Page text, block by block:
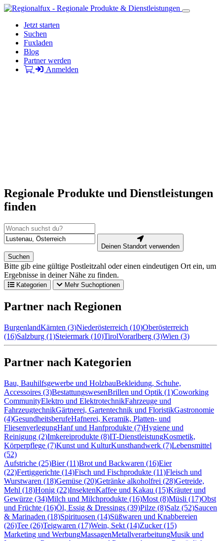
Jetzt starten
Suchen
Fuxladen
Blog
Partner werden
Anmelden
Regionale Produkte und Dienstleistungen
finden
Deinen Standort verwenden
Suchen
Bitte gib eine gültige Postleitzahl oder einen eindeutigen Ort ein, um
Ergebnisse in deiner Nähe zu finden.
Kategorien Mehr Suchoptionen
Partner nach Regionen
BurgenlandKärnten (3)Niederösterreich (10)Oberösterreich
(16)Salzburg (1)Steiermark (10)TirolVorarlberg (3)Wien (3)
Partner nach Kategorien
Bau, Bauhilfsgewerbe und HolzbauBekleidung, Schuhe,
Accessoires (3)BestattungswesenBrillen und Optik (1)Coworking
CommunityElektro und ElektrotechnikFahrzeuge und
FahrzeugtechnikGärtnerei, Gartentechnik und FloristikGastronomie
(4)GesundheitsberufeHafnerei, Keramik, Platten- und
FliesenverlegungHanf und Hanfprodukte (7)Hygiene und
Reinigung (2)Imkereiprodukte (8)IT-DienstleistungKosmetik,
Körperpflege (7)Kunst und KulturKunsthandwerk (7)Lebensmittel
(52)
Aufstriche (25)Bier (11)Brot und Backwaren (16)Eier
(22)Fertiggerichte (14)Fisch und Fischprodukte (11)Fleisch und
Wurstwaren (18)Gemüse (20)Getränke alkoholfrei (28)Getreide,
Mehl (18)Honig (22)InsektenKaffee und Kakau (15)Kräuter und
Gewürze (34)Milch und Milchprodukte (16)Most (8)Müsli (17)Obst
und Früchte (16)Öl, Essig & Dressings (39)Pilze (8)Salz (52)Saucen
& Marinaden (18)Spirituosen (14)Süßwaren und Knabbereien
(26)Tee (26)Teigwaren (17)Wein, Sekt (14)Zucker (15)
Marketing und WerbungMassagenMetallverarbeitungMusik und